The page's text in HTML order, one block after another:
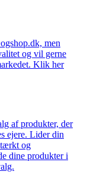
men
og vil gerne
Klik her
af produkter, der
ejere. Lider din
og
dine produkter i